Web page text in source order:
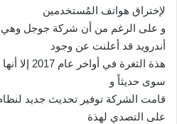
لإختراق هواتف المُستخدمين
و على الرغم من أن شركة جوجل وهي
أندرويد قد أعلنت عن وجود
هذة الثغرة
سوى حديثاً و
قامت الشركة توفير تحديث جديد
على التصدي لهذة